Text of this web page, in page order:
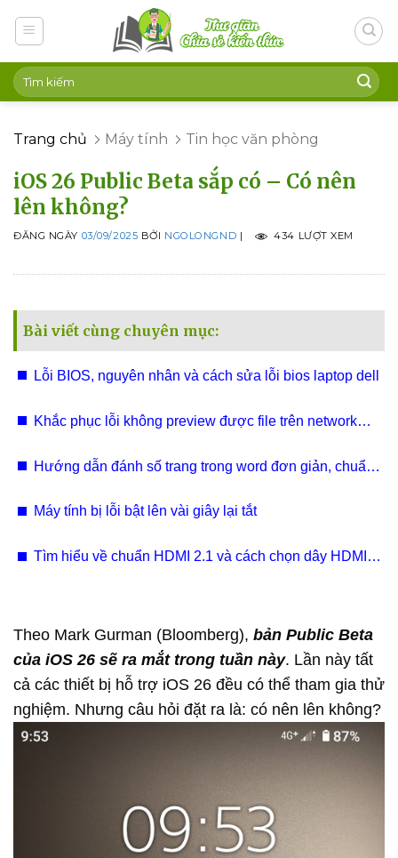
Trang chủ Máy tính Tin học văn phòng
iOS 26 Public Beta sắp có – Có nên
lên không?
ĐĂNG NGÀY 03/09/2025 BỞI NGOLONGND | 434 LƯỢT XEM
Bài viết cùng chuyên mục:
Lỗi BIOS, nguyên nhân và cách sửa lỗi bios laptop dell
Khắc phục lỗi không preview được file trên network
Hướng dẫn đánh số trang trong word đơn giản, chuẩn
Máy tính bị lỗi bật lên vài giây lại tắt
Tìm hiểu về chuẩn HDMI 2.1 và cách chọn dây HDMI
Theo Mark Gurman (Bloomberg), bản Public Beta
của iOS 26 sẽ ra mắt trong tuần này. Lần này tất
cả các thiết bị hỗ trợ iOS 26 đều có thể tham gia thử
nghiệm. Nhưng câu hỏi đặt ra là: có nên lên không?